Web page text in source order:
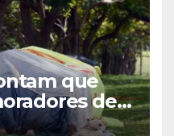
que
de
voto